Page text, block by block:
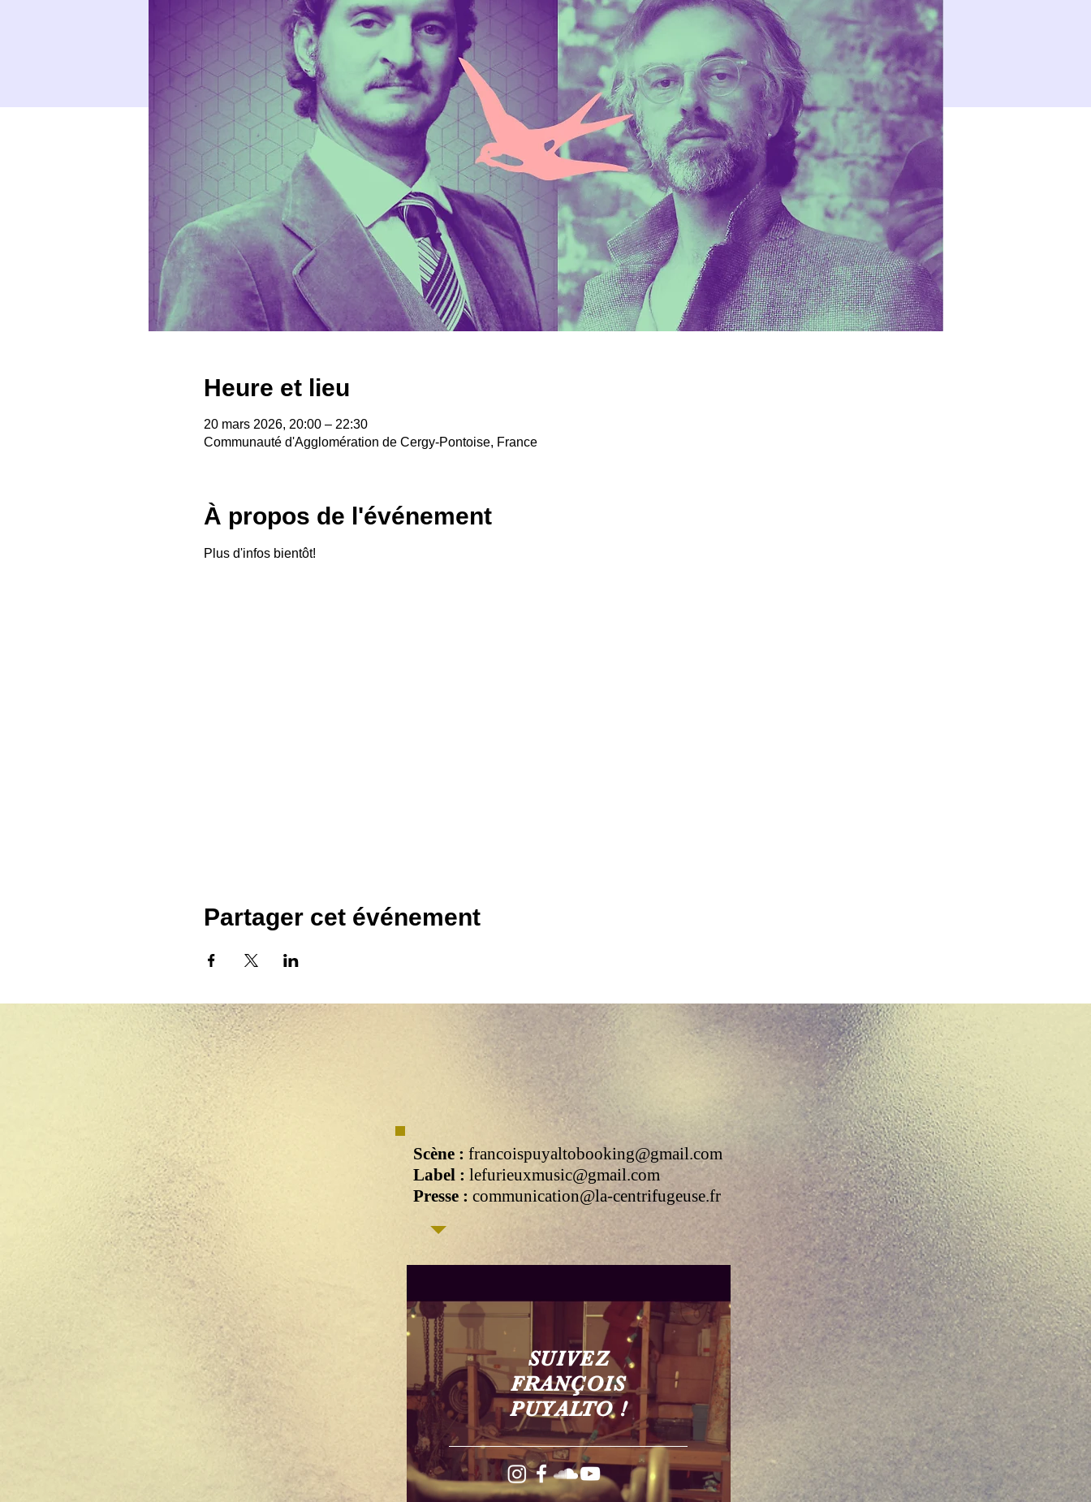
Heure et lieu
20 mars 2026, 20:00 – 22:30
Communauté d'Agglomération de Cergy-Pontoise, France
À propos de l'événement
Plus d'infos bientôt!
Partager cet événement
Scène : francoispuyaltobooking@gmail.com
Label : lefurieuxmusic@gmail.com
Presse : communication@la-centrifugeuse.fr
SUIVEZ
FRANÇOIS
PUYALTO !